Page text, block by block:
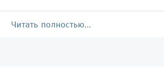
Читать полностью…